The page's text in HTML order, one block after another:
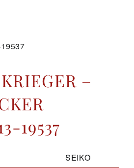
–
19537
SEIKO